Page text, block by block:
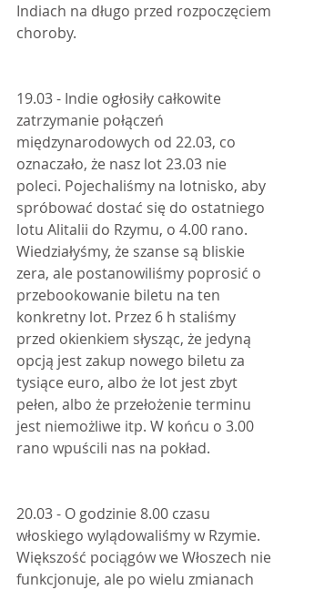
Indiach na długo przed rozpoczęciem
choroby.
19.03 - Indie ogłosiły całkowite
zatrzymanie połączeń
międzynarodowych od 22.03, co
oznaczało, że nasz lot 23.03 nie
poleci. Pojechaliśmy na lotnisko, aby
spróbować dostać się do ostatniego
lotu Alitalii do Rzymu, o 4.00 rano.
Wiedziałyśmy, że szanse są bliskie
zera, ale postanowiliśmy poprosić o
przebookowanie biletu na ten
konkretny lot. Przez 6 h staliśmy
przed okienkiem słysząc, że jedyną
opcją jest zakup nowego biletu za
tysiące euro, albo że lot jest zbyt
pełen, albo że przełożenie terminu
jest niemożliwe itp. W końcu o 3.00
rano wpuścili nas na pokład.
20.03 - O godzinie 8.00 czasu
włoskiego wylądowaliśmy w Rzymie.
Większość pociągów we Włoszech nie
funkcjonuje, ale po wielu zmianach